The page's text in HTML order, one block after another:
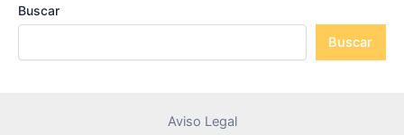
Buscar
Buscar
Aviso Legal